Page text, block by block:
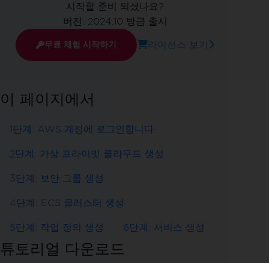
시작할 준비 되셨나요?
버전: 2024.10 방금 출시
무료 체험 시작하기 라이선스 보기
이 페이지에서
1단계: AWS 계정에 로그인합니다.
2단계: 가상 프라이빗 클라우드 생성
3단계: 보안 그룹 생성
4단계: ECS 클러스터 생성
5단계: 작업 정의 생성 6단계: 서비스 생성
튜토리얼 다운로드